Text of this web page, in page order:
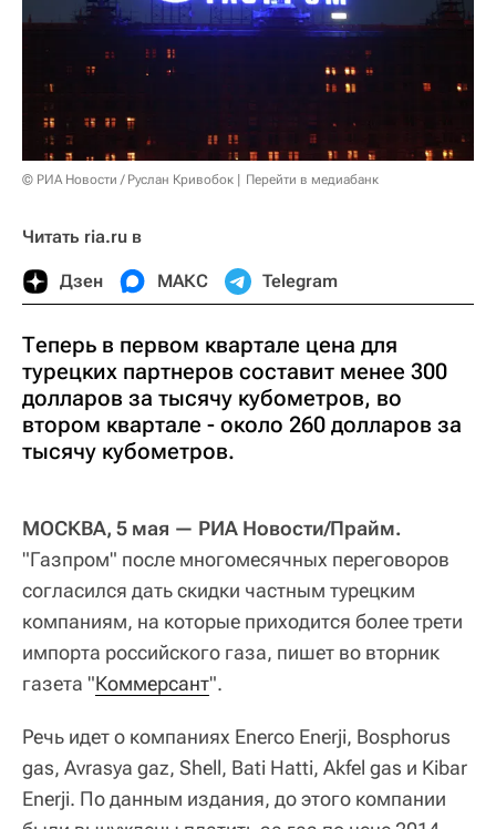
© РИА Новости / Руслан Кривобок Перейти в медиабанк
Читать ria.ru в
Дзен МАКС Telegram
Теперь в первом квартале цена для
турецких партнеров составит менее 300
долларов за тысячу кубометров, во
втором квартале - около 260 долларов за
тысячу кубометров.
МОСКВА, 5 мая — РИА Новости/Прайм.
"Газпром" после многомесячных переговоров
согласился дать скидки частным турецким
компаниям, на которые приходится более трети
импорта российского газа, пишет во вторник
газета "Коммерсант".
Речь идет о компаниях Enerco Enerji, Bosphorus
gas, Avrasya gaz, Shell, Bati Hatti, Akfel gas и Kibar
Enerji. По данным издания, до этого компании